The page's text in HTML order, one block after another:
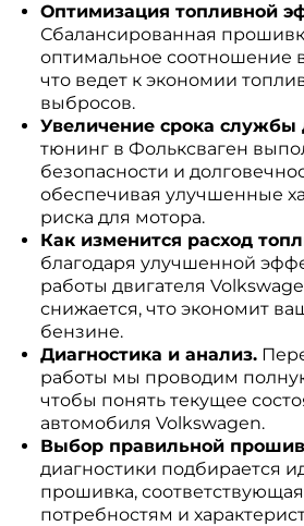
Оптимизация топливной
Сбалансированная
оптимальное соотношение
что ведет к экономии
выбросов.
Увеличение срока службы
тюнинг в Фольксваген
безопасности и
обеспечивая улучшенные
риска для мотора.
Как изменится расход
благодаря улучшенной
работы двигателя
снижается, что экономит
бензине.
Диагностика и анализ.
работы мы проводим
чтобы понять текущее
автомобиля Volkswagen.
Выбор правильной
диагностики подбирается
прошивка,
потребностям и